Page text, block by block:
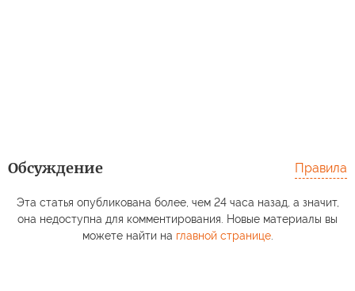
Обсуждение Правила
Эта статья опубликована более, чем 24 часа назад, а значит,
она недоступна для комментирования. Новые материалы вы
можете найти на главной странице.